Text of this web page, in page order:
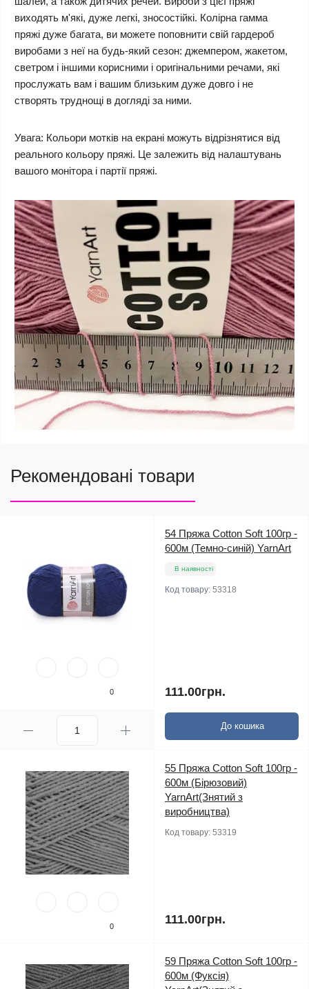
виходять м'які, дуже легкі, зносостійкі. Колірна гамма
пряжі дуже багата, ви можете поповнити свій гардероб
виробами з неї на будь-який сезон: джемпером, жакетом,
светром і іншими корисними і оригінальними речами, які
прослужать вам і вашим близьким дуже довго і не
створять труднощі в догляді за ними.
Увага: Кольори мотків на екрані можуть відрізнятися від
реального кольору пряжі. Це залежить від налаштувань
вашого монітора і партії пряжі.
Рекомендовані товари
0
54 Пряжа Cotton Soft 100гр -
600м (Темно-синій) YarnArt
В наявності
Код товару: 53318
111.00грн.
До кошика
0
55 Пряжа Cotton Soft 100гр -
600м (Бірюзовий)
YarnArt(Знятий з
виробництва)
Код товару: 53319
111.00грн.
59 Пряжа Cotton Soft 100гр -
600м (Фуксія)